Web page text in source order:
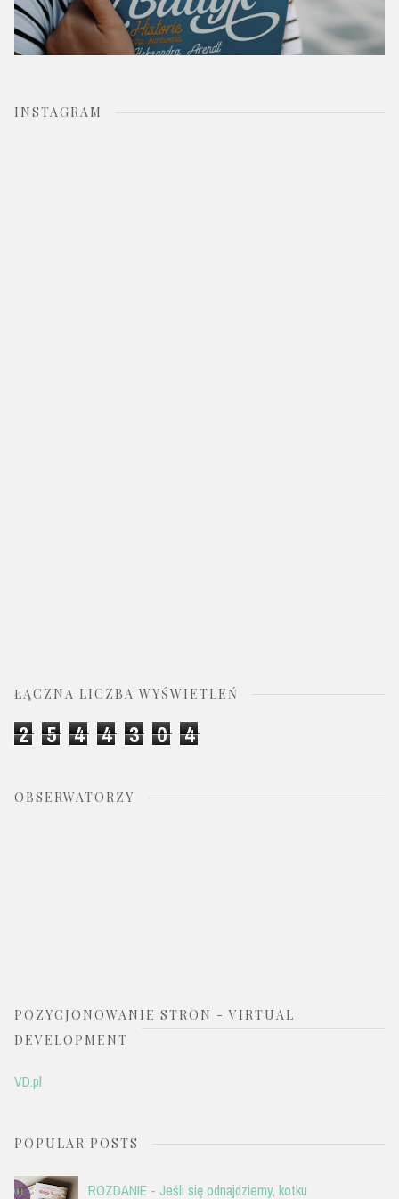
INSTAGRAM
ŁĄCZNA LICZBA WYŚWIETLEŃ
2 5 4 4 3 0 4
OBSERWATORZY
POZYCJONOWANIE STRON - VIRTUAL
DEVELOPMENT
VD.pl
POPULAR POSTS
ROZDANIE - Jeśli się odnajdziemy, kotku